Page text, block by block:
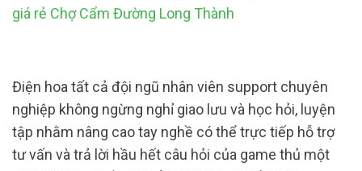
giá rẻ Chợ Cẩm Đường Long Thành
Điện hoa tất cả đội ngũ nhân viên support chuyên
nghiệp không ngừng nghỉ giao lưu và học hỏi, luyện
tập nhằm nâng cao tay nghề có thể trực tiếp hỗ trợ
tư vấn và trả lời hầu hết câu hỏi của game thủ một